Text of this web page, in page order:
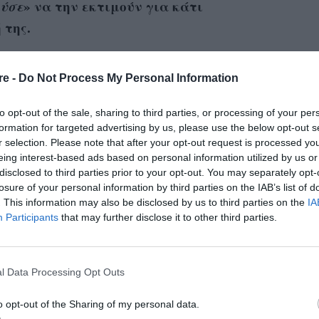
- Do Not Process My Personal Information
opt-out of the sale, sharing to third parties, or processing of your
for targeted advertising by us, please use the below opt-out
selection. Please note that after your opt-out request is processed
interest-based ads based on personal information utilized by us
to third parties prior to your opt-out. You may separately
of your personal information by third parties on the IAB’s list of
This information may also be disclosed by us to third parties on the
Participants that may further disclose it to other third parties.
Data Processing Opt Outs
opt-out of the Sharing of my personal data.
» να την εκτιμούν για κάτι
με κέντρο την εμφάνισή της – ήταν
– Μις ΗΠΑ το 1986 και στην πρώτη
την ίδια χρονιά.
καθώς ακολούθησαν οι ρόλοι στην ταινία
και στο «Boomerang» του 1992. Λιγότερο
στο Χόλιγουντ, καθώς έγινε η πρώτη
το Όσκαρ Α’ Γυναικείου Ρόλου για το
Ball».
αρνητικών σχολίων, κυρίως επειδή
να υποδυθεί την απελπισμένη χήρα και
στο επίκεντρο της ιστορίας.